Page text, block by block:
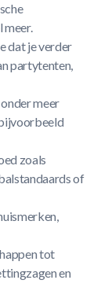
meer.
dat je verder
partytenten,
meer
zoals
of
tot
en